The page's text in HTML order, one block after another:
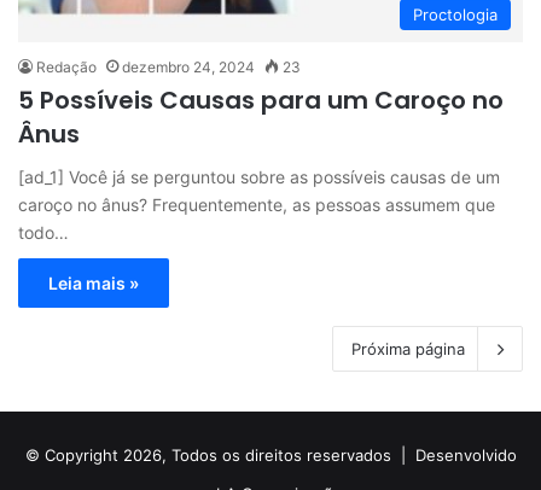
Proctologia
Redação dezembro 24, 2024 23
5 Possíveis Causas para um Caroço no
Ânus
[ad_1] Você já se perguntou sobre as possíveis causas de um
caroço no ânus? Frequentemente, as pessoas assumem que
todo…
Leia mais »
Próxima página
© Copyright 2026, Todos os direitos reservados | Desenvolvido